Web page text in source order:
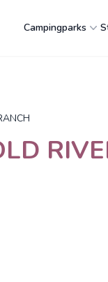
Campingparks